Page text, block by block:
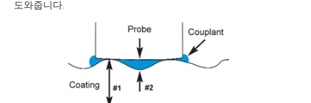
도와줍니다.